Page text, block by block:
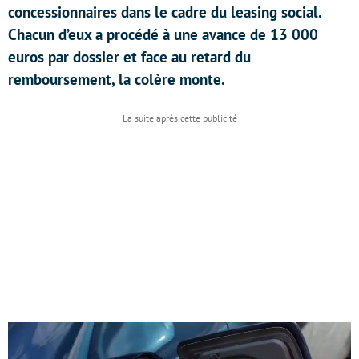
concessionnaires dans le cadre du leasing social.
Chacun d’eux a procédé à une avance de 13 000
euros par dossier et face au retard du
remboursement, la colère monte.